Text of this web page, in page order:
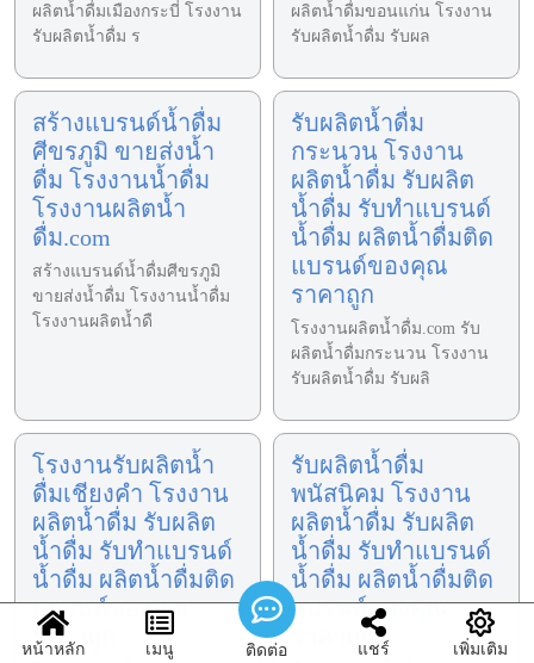
ผลิตน้ำดื่มเมืองกระบี่ โรงงาน
รับผลิตน้ำดื่ม ร
ผลิตน้ำดื่มขอนแก่น โรงงาน
รับผลิตน้ำดื่ม รับผล
สร้างแบรนด์น้ำดื่ม
ศีขรภูมิ ขายส่งน้ำ
ดื่ม โรงงานน้ำดื่ม
โรงงานผลิตน้ำ
ดื่ม.com
สร้างแบรนด์น้ำดื่มศีขรภูมิ
ขายส่งน้ำดื่ม โรงงานน้ำดื่ม
โรงงานผลิตน้ำดื
รับผลิตน้ำดื่ม
กระนวน โรงงาน
ผลิตน้ำดื่ม รับผลิต
น้ำดื่ม รับทำแบรนด์
น้ำดื่ม ผลิตน้ำดื่มติด
แบรนด์ของคุณ
ราคาถูก
โรงงานผลิตน้ำดื่ม.com รับ
ผลิตน้ำดื่มกระนวน โรงงาน
รับผลิตน้ำดื่ม รับผลิ
โรงงานรับผลิตน้ำ
ดื่มเชียงคำ โรงงาน
ผลิตน้ำดื่ม รับผลิต
น้ำดื่ม รับทำแบรนด์
น้ำดื่ม ผลิตน้ำดื่มติด
แบรนด์ของคุณ
ราคาถูก
รับผลิตน้ำดื่ม
พนัสนิคม โรงงาน
ผลิตน้ำดื่ม รับผลิต
น้ำดื่ม รับทำแบรนด์
น้ำดื่ม ผลิตน้ำดื่มติด
แบรนด์ของคุณ
ราคาถูก
หน้าหลัก เมนู ติดต่อ แชร์ เพิ่มเติม